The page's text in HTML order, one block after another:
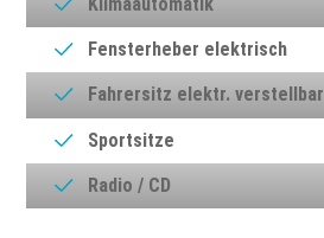
Fensterheber elektrisch
Fahrersitz elektr. verstellbar
Sportsitze
Radio / CD